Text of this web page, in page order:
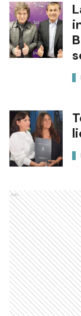
Ads